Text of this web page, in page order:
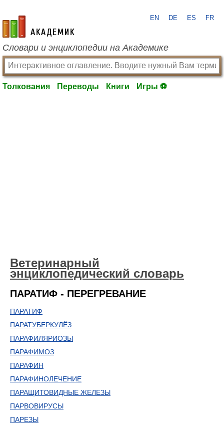
academic.ru
EN DE ES FR
Словари и энциклопедии на Академике
Толкования Переводы Книги Игры ⚽
Ветеринарный
энциклопедический словарь
ПАРАТИФ - ПЕРЕГРЕВАНИЕ
ПАРАТИФ
ПАРАТУБЕРКУЛЁЗ
ПАРАФИЛЯРИОЗЫ
ПАРАФИМОЗ
ПАРАФИН
ПАРАФИНОЛЕЧЕНИЕ
ПАРАЩИТОВИДНЫЕ ЖЕЛЕЗЫ
ПАРВОВИРУСЫ
ПАРЕЗЫ